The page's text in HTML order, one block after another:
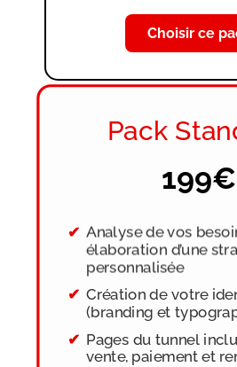
Choisir ce
Pack
199€
Analyse de vos
élaboration d’une
personnalisée
Création de votre
(branding et
Pages du tunnel
vente, paiement et